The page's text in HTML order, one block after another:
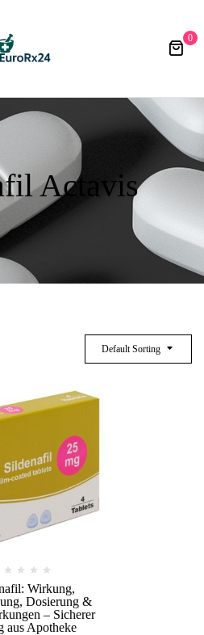
0
Actavis
Default Sorting
Wirkung,
Dosierung &
– Sicherer
aus Apotheke